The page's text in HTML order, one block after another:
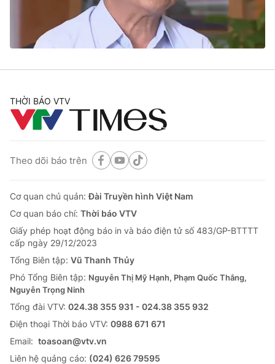
Thị trường 24h Tấm lòng Việt
VTV4 Vươn mình bằng AI
Liên hệ tòa soạn English
Theo dõi báo trên
Cơ quan chủ quản: Đài Truyền hình Việt Nam
Cơ quan báo chí:Thời báo VTV
Giấy phép hoạt động báo in và báo điện tử số 483/GP-BTTTT
cấp ngày 29/12/2023
Tổng Biên tập:Vũ Thanh Thủy
Phó Tổng Biên tập: Nguyễn Thị Mỹ Hạnh, Phạm Quốc Thắng,
THỜI BÁO VTV
Theo dõi báo trên
Cơ quan chủ quản:Đài Truyền hình Việt Nam
Cơ quan báo chí: Thời báo VTV
Giấy phép hoạt động báo in và báo điện tử số 483/GP-BTTTT
cấp ngày 29/12/2023
Tổng Biên tập: Vũ Thanh Thủy
Phó Tổng Biên tập: Nguyễn Thị Mỹ Hạnh, Phạm Quốc Thắng,
Nguyễn Trọng Ninh
Tổng đài VTV: 024.38 355 931 - 024.38 355 932
Ðiện thoại Thời báo VTV: 0988 671 671
Email: toasoan@vtv.vn
Liên hệ quảng cáo: (024) 626 79595